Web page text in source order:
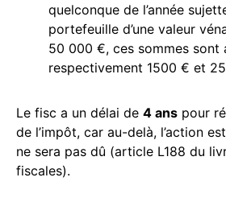
quelconque de l’année
portefeuille d’une valeur
50 000 €, ces sommes sont
respectivement 1500 € et
Le fisc a un délai de 4 ans pour
de l’impôt, car au-delà, l’action
ne sera pas dû (article L188 du
fiscales).